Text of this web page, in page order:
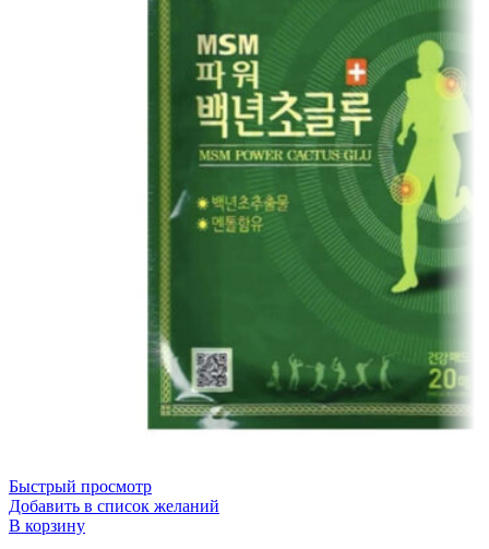
Быстрый просмотр
Добавить в список желаний
В корзину